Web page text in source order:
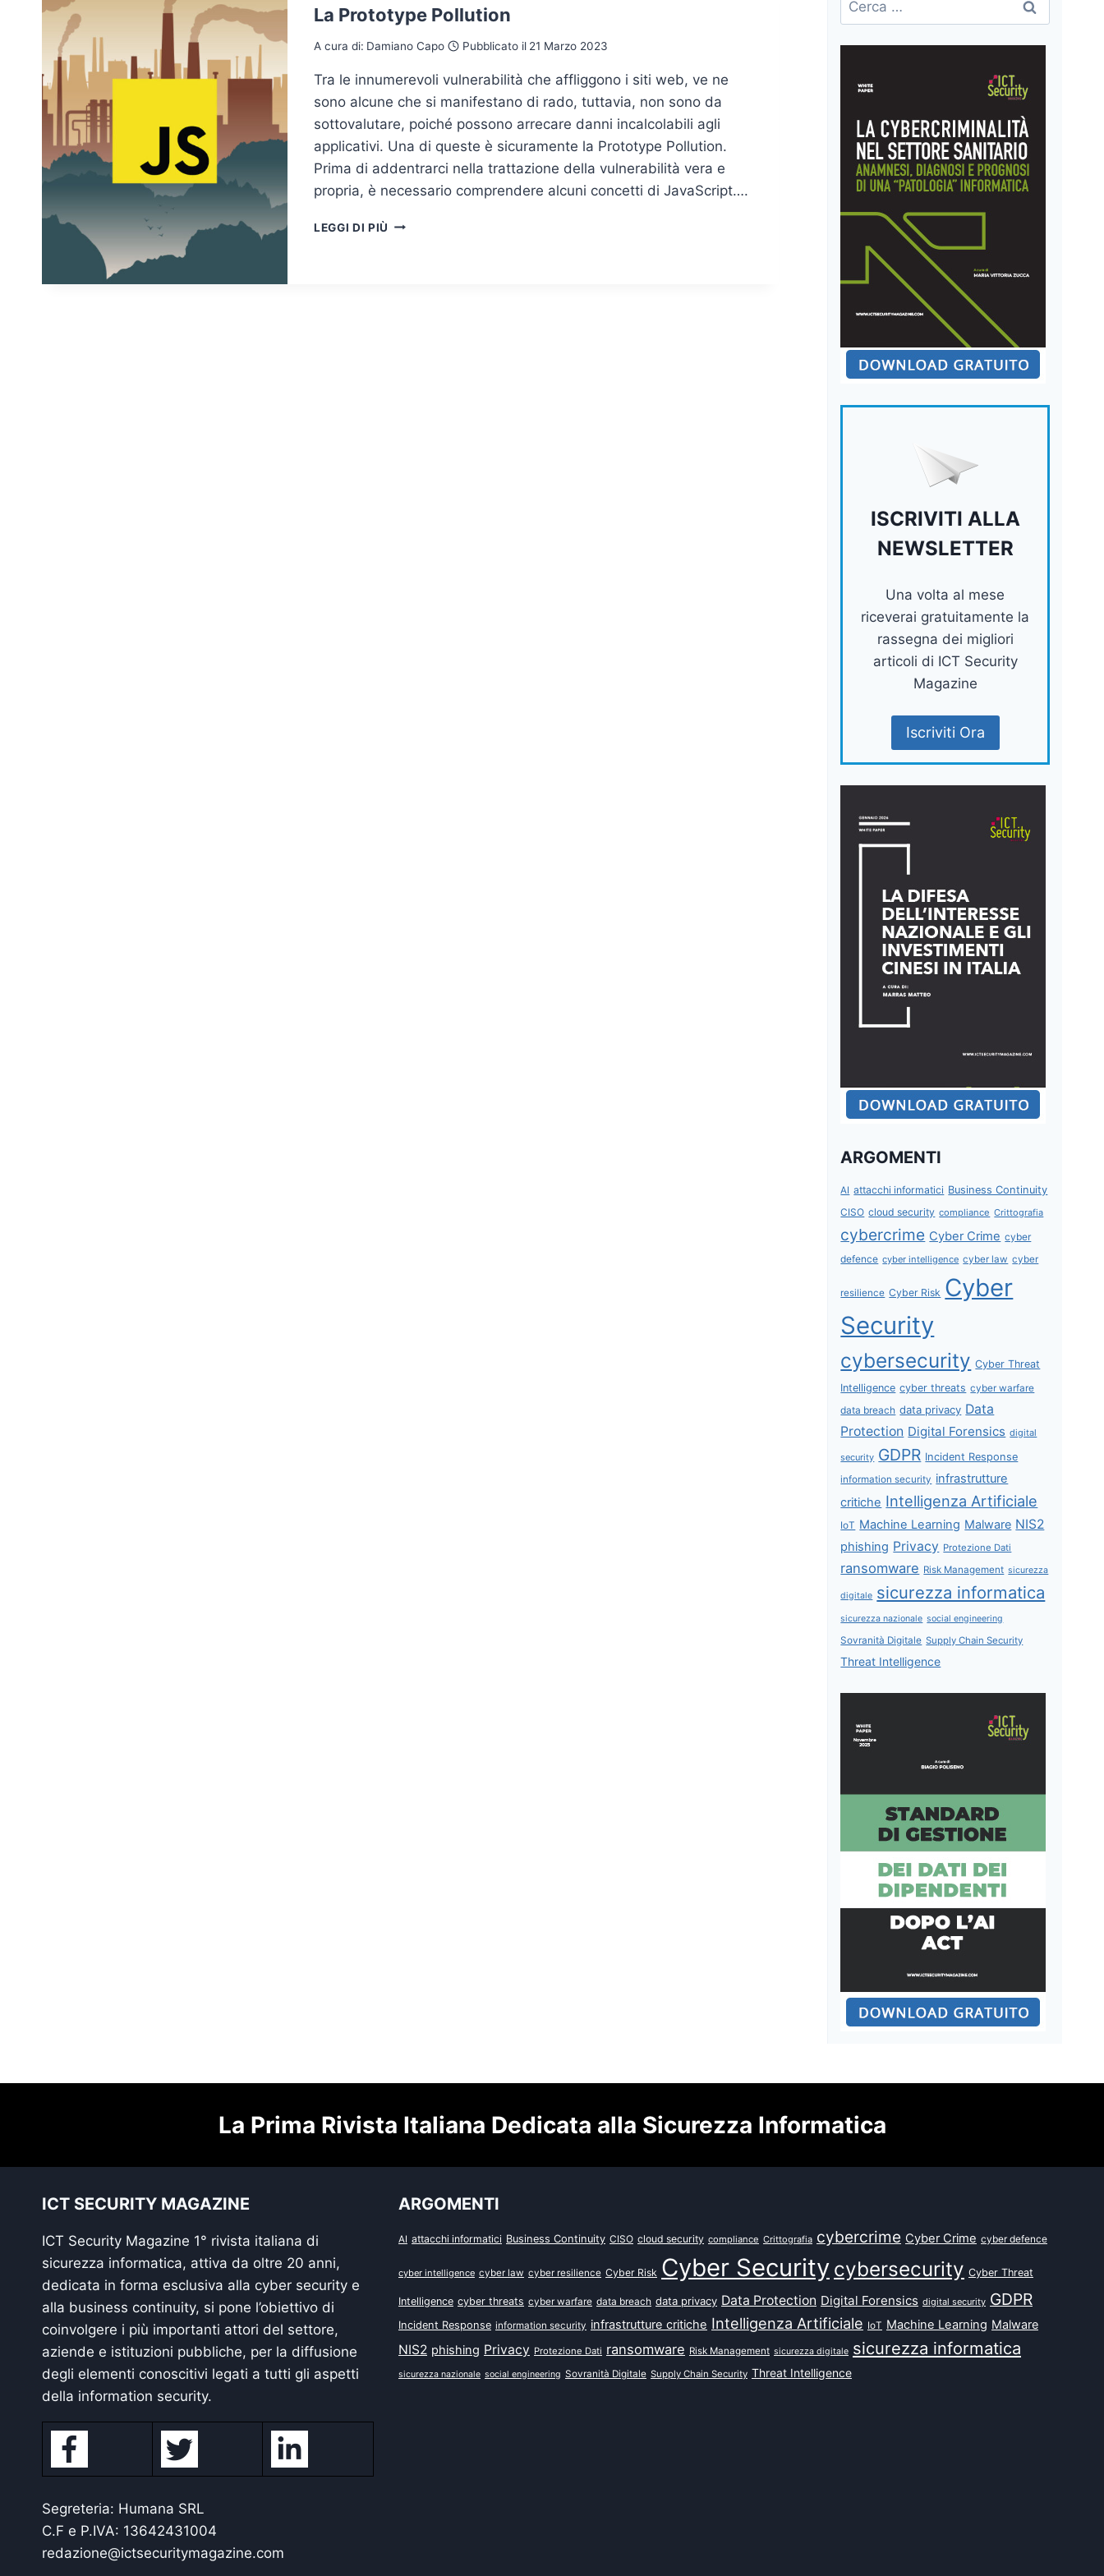
La Prototype Pollution
A cura di: Damiano Capo Pubblicato il 21 Marzo 2023
Tra le innumerevoli vulnerabilità che affliggono i siti web, ve ne
sono alcune che si manifestano di rado, tuttavia, non sono da
sottovalutare, poiché possono arrecare danni incalcolabili agli
applicativi. Una di queste è sicuramente la Prototype Pollution.
Prima di addentrarci nella trattazione della vulnerabilità vera e
propria, è necessario comprendere alcuni concetti di JavaScript….
LEGGI DI PIÙ LA
per:
ISCRIVITI ALLA
NEWSLETTER
Una volta al mese
riceverai gratuitamente la
rassegna dei migliori
articoli di ICT Security
Magazine
Iscriviti Ora
ARGOMENTI
AI attacchi informatici Business Continuity
CISO cloud security compliance Crittografia
cybercrime Cyber Crime cyber
defence cyber intelligence cyber law cyber
resilience Cyber Risk Cyber
Security
cybersecurity Cyber Threat
Intelligence cyber threats cyber warfare
data breach data privacy Data
Protection Digital Forensics digital
security GDPR Incident Response
information security infrastrutture
critiche Intelligenza Artificiale
IoT Machine Learning Malware NIS2
phishing Privacy Protezione Dati
ransomware Risk Management sicurezza
digitale sicurezza informatica
sicurezza nazionale social engineering
Sovranità Digitale Supply Chain Security
Threat Intelligence
La Prima Rivista Italiana Dedicata alla Sicurezza Informatica
ICT SECURITY MAGAZINE
ICT Security Magazine 1° rivista italiana di
sicurezza informatica, attiva da oltre 20 anni,
dedicata in forma esclusiva alla cyber security e
alla business continuity, si pone l’obiettivo di
coinvolgere i più importanti attori del settore,
aziende e istituzioni pubbliche, per la diffusione
degli elementi conoscitivi legati a tutti gli aspetti
della information security.
Segreteria: Humana SRL
C.F e P.IVA: 13642431004
redazione@ictsecuritymagazine.com
ARGOMENTI
AI attacchi informatici Business Continuity CISO cloud security compliance Crittografia cybercrime Cyber Crime cyber defence
cyber intelligence cyber law cyber resilience Cyber Risk Cyber Security cybersecurity Cyber Threat
Intelligence cyber threats cyber warfare data breach data privacy Data Protection Digital Forensics digital security GDPR
Incident Response information security infrastrutture critiche Intelligenza Artificiale IoT Machine Learning Malware
NIS2 phishing Privacy Protezione Dati ransomware Risk Management sicurezza digitale sicurezza informatica
sicurezza nazionale social engineering Sovranità Digitale Supply Chain Security Threat Intelligence